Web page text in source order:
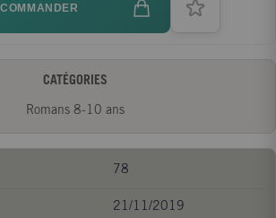
COMMANDER
CATÉGORIES
Romans 8-10 ans
78
21/11/2019